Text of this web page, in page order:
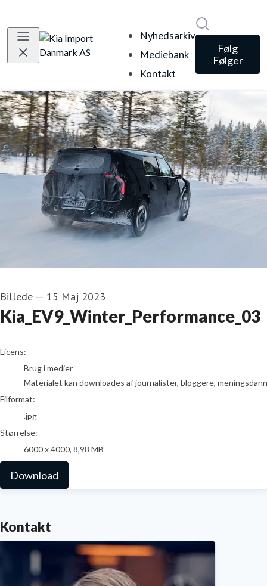
Nyhedsarkiv
Mediebank
Kontakt
Følg
Følger
Billede — 15 Maj 2023
Kia_EV9_Winter_Performance_03
go to media item
Licens:
Brug i medier
Materialet kan downloades af journalister, bloggere,
Filformat:
.jpg
Størrelse:
6000 x 4000, 8,98 MB
Download
Kontakt